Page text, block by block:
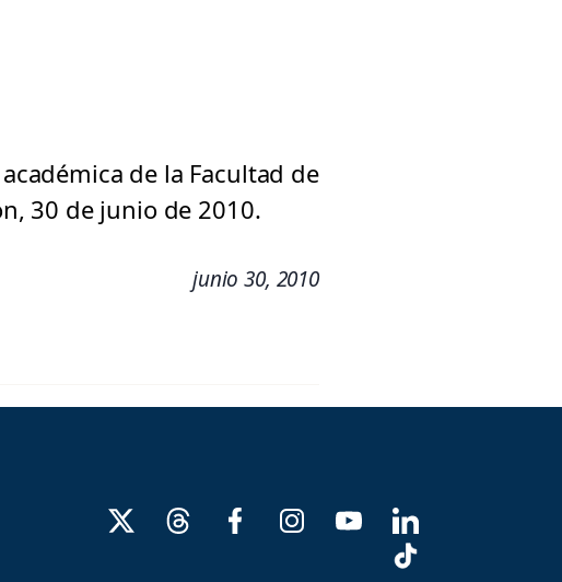
de la Facultad de
30 de junio de 2010.
junio 30, 2010